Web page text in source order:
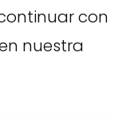
con
nuestra